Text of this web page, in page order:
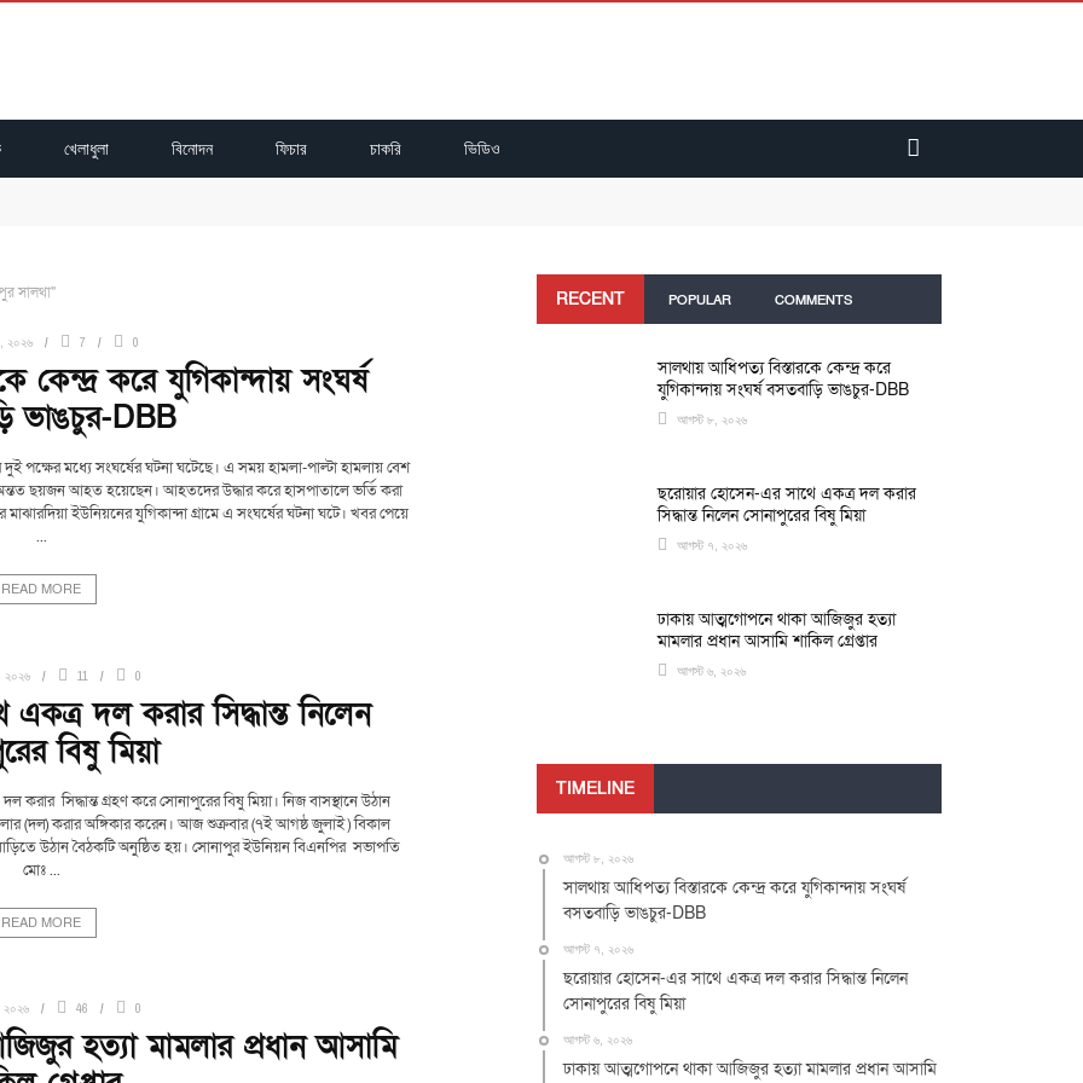
খেলাধুলা বিনোদন ফিচার চাকরি ভিডিও
সালথা"
২০২৬ 7 0
কেন্দ্র করে যুগিকান্দায় সংঘর্ষ
ভাঙচুর-DBB
পক্ষের মধ্যে সংঘর্ষের ঘটনা ঘটেছে। এ সময় হামলা-পাল্টা হামলায় বেশ
ছয়জন আহত হয়েছেন। আহতদের উদ্ধার করে হাসপাতালে ভর্তি করা
ইউনিয়নের যুগিকান্দা গ্রামে এ সংঘর্ষের ঘটনা ঘটে। খবর পেয়ে
...
READ MORE
২০২৬ 11 0
দল করার সিদ্ধান্ত নিলেন
বিষু মিয়া
সিদ্ধান্ত গ্রহণ করে সোনাপুরের বিষু মিয়া। নিজ বাসস্থানে উঠান
(দল) করার অঙ্গিকার করেন। আজ শুক্রবার (৭ই আগষ্ঠ জুলাই ) বিকাল
উঠান বৈঠকটি অনুষ্ঠিত হয়। সোনাপুর ইউনিয়ন বিএনপির সভাপতি
মোঃ ...
READ MORE
46 0
হত্যা মামলার প্রধান আসামি
RECENT POPULAR COMMENTS
সালথায় আধিপত্য বিস্তারকে কেন্দ্র করে
যুগিকান্দায় সংঘর্ষ বসতবাড়ি ভাঙচুর-DBB
আগস্ট ৮, ২০২৬
ছরোয়ার হোসেন-এর সাথে একত্র দল করার
সিদ্ধান্ত নিলেন সোনাপুরের বিষু মিয়া
আগস্ট ৭, ২০২৬
ঢাকায় আত্মগোপনে থাকা আজিজুর হত্যা
মামলার প্রধান আসামি শাকিল গ্রেপ্তার
আগস্ট ৬, ২০২৬
TIMELINE
আগস্ট ৮, ২০২৬
সালথায় আধিপত্য বিস্তারকে কেন্দ্র করে যুগিকান্দায় সংঘর্ষ
বসতবাড়ি ভাঙচুর-DBB
আগস্ট ৭, ২০২৬
ছরোয়ার হোসেন-এর সাথে একত্র দল করার সিদ্ধান্ত নিলেন
সোনাপুরের বিষু মিয়া
আগস্ট ৬, ২০২৬
ঢাকায় আত্মগোপনে থাকা আজিজুর হত্যা মামলার প্রধান আসামি